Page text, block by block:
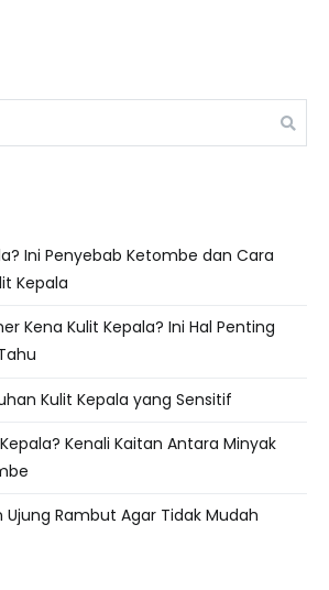
Ini Penyebab Ketombe dan Cara
Kepala
Kena Kulit Kepala? Ini Hal Penting
Kulit Kepala yang Sensitif
Kenali Kaitan Antara Minyak
Rambut Agar Tidak Mudah